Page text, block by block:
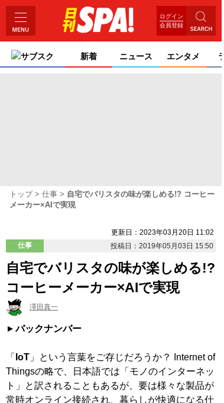
ログイン
会員登録
サブスク 新着 ニュース エンタメ
トップ 仕事
自宅でバリスタの味が楽しめる!? コーヒー
メーカー×AIで実現
更新日：2023年03月20日 11:02
仕事
投稿日：2019年05月03日 15:50
自宅でバリスタの味が楽しめる!?
コーヒーメーカー×AIで実現
澤田真一
バックナンバー
「 IoT 」という言葉をご存じだろうか？ Internet of
Thingsの略で、日本語では「モノのインターネッ
ト」と訳されることもあるが、要は様々な製品が
常時オンライン接続され、暮らしが快適になる仕